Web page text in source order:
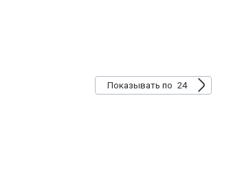
Показывать по 24